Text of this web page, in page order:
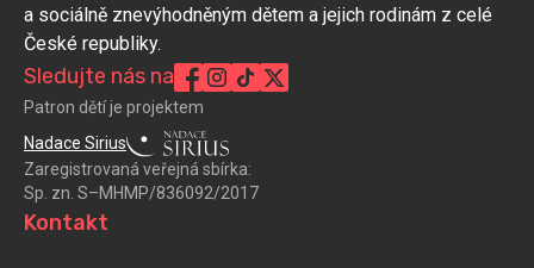
a sociálně znevýhodněným dětem a jejich rodinám z celé
České republiky.
Sledujte nás na
Patron dětí je projektem
Nadace Sirius
Zaregistrovaná veřejná sbírka:
Sp. zn. S–MHMP/836092/2017
Kontakt